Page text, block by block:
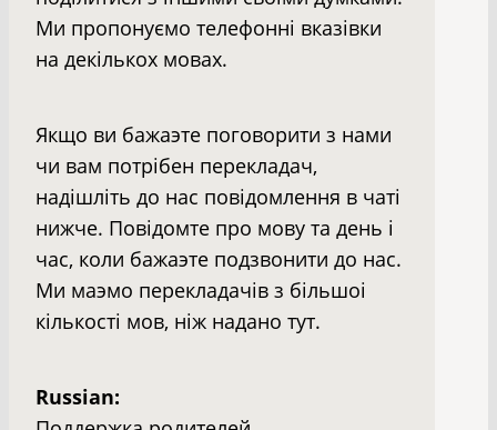
Ми пропонуємо телефонні вказівки
на декількох мовах.
Якщо ви бажаэте поговорити з нами
чи вам потрiбен перекладач,
надiшлiть до нас повiдомлення в чатi
нижче. Повiдомте про мову та день i
час, коли бажаэте подзвонити до нас.
Ми маэмо перекладачiв з бiльшоi
кiлькостi мов, нiж надано тут.
Russian: